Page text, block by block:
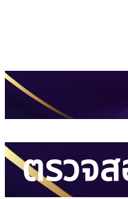
ตรวจ